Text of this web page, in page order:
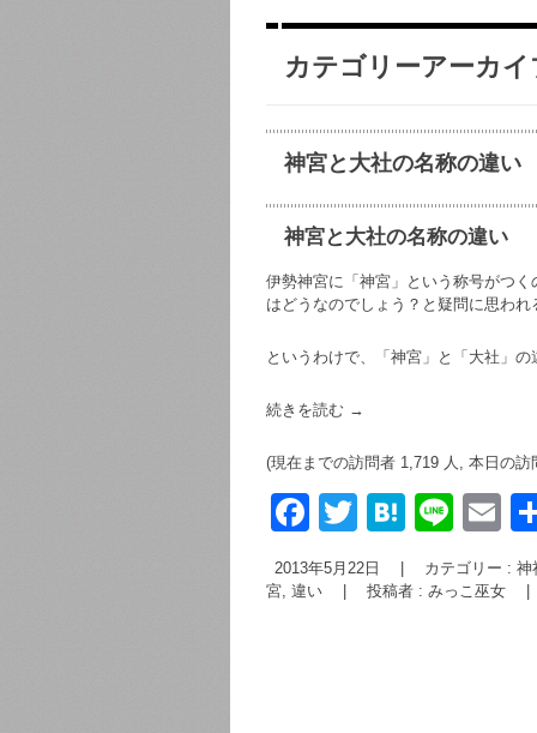
カテゴリーアーカ
神宮と大社の名称の違い
神宮と大社の名称の違い
伊勢神宮に「神宮」という称号がつ
はどうなのでしょう？と疑問に思わ
というわけで、「神宮」と「大社」
続きを読む →
(現在までの訪問者 1,719 人, 本日の訪
F
a
c
T
wi
tt
H
e
Li
n
e
E
m
2013年5月22日 カテゴリー : 神
宮, 違い 投稿者 : みっこ巫女